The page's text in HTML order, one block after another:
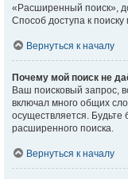
«Расширенный поиск»,
Способ доступа к
Вернуться к началу
Почему мой поиск не
Ваш поисковый запрос,
включал много общих
осуществляется. Будьте
расширенного поиска.
Вернуться к началу